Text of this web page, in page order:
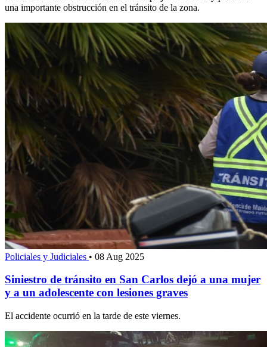
una importante obstrucción en el tránsito de la zona.
Policiales y Judiciales • 08 Aug 2025
Siniestro de tránsito en San Carlos dejó a una mujer
y a un adolescente con lesiones graves
El accidente ocurrió en la tarde de este viernes.